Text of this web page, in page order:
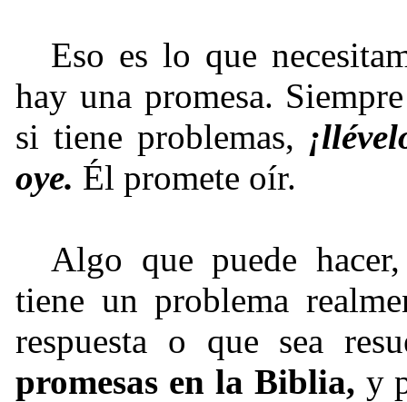
Eso es lo que
hay una promesa.
si tiene problemas,
oye. Él promete oír.
Algo que puede
tiene un problema
respuesta o que sea
promesas en la Biblia, y